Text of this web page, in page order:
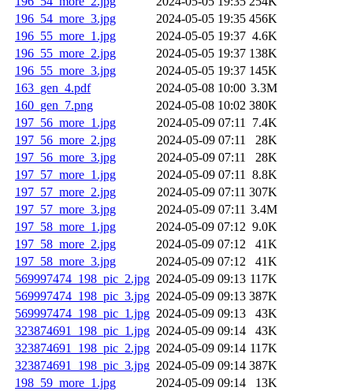
196_54_more_3.jpg
2024-05-05 19:35 456K
196_55_more_1.jpg
2024-05-05 19:37 4.6K
196_55_more_2.jpg
2024-05-05 19:37 138K
196_55_more_3.jpg
2024-05-05 19:37 145K
163_gen_4.pdf
2024-05-08 10:00 3.3M
160_gen_7.png
2024-05-08 10:02 380K
197_56_more_1.jpg
2024-05-09 07:11
7.4K
197_56_more_2.jpg
2024-05-09 07:11
28K
197_56_more_3.jpg
2024-05-09 07:11
28K
197_57_more_1.jpg
2024-05-09 07:11
8.8K
197_57_more_2.jpg
2024-05-09 07:11 307K
197_57_more_3.jpg
2024-05-09 07:11 3.4M
197_58_more_1.jpg
2024-05-09 07:12 9.0K
197_58_more_2.jpg
2024-05-09 07:12
41K
197_58_more_3.jpg
2024-05-09 07:12
41K
569997474_198_pic_2.jpg 2024-05-09 09:13 117K
569997474_198_pic_3.jpg 2024-05-09 09:13 387K
569997474_198_pic_1.jpg 2024-05-09 09:13
43K
323874691_198_pic_1.jpg 2024-05-09 09:14
43K
323874691_198_pic_2.jpg 2024-05-09 09:14 117K
323874691_198_pic_3.jpg 2024-05-09 09:14 387K
198_59_more_1.jpg
2024-05-09 09:14
13K